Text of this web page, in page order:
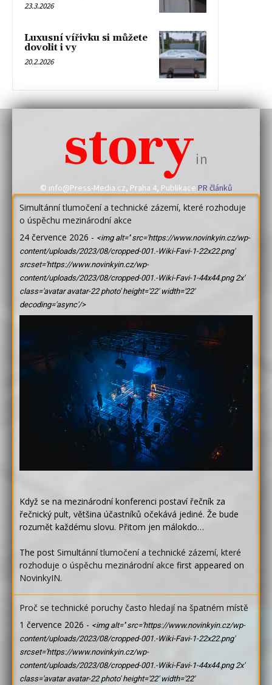
23.3.2026
Luxusní vířivku si můžete
dovolit i vy
20.2.2026
storyin
© info@Press-Media.cz, Praha 4, Publikace PR článků
Simultánní tlumočení a technické zázemí, které rozhoduje
o úspěchu mezinárodní akce
24 července 2026 - <img alt='' src='https://www.novinkyin.cz/wp-
content/uploads/2023/08/cropped-001.-Wiki-Favi-1-22x22.png'
srcset='https://www.novinkyin.cz/wp-
content/uploads/2023/08/cropped-001.-Wiki-Favi-1-44x44.png 2x'
class='avatar avatar-22 photo' height='22' width='22'
decoding='async'/>
Když se na mezinárodní konferenci postaví řečník za
řečnický pult, většina účastníků očekává jediné. Že bude
rozumět každému slovu. Přitom jen málokdo…
The post Simultánní tlumočení a technické zázemí, které
rozhoduje o úspěchu mezinárodní akce first appeared on
NovinkyIN.
Proč se technické poruchy často hledají na špatném místě
1 července 2026 - <img alt='' src='https://www.novinkyin.cz/wp-
content/uploads/2023/08/cropped-001.-Wiki-Favi-1-22x22.png'
srcset='https://www.novinkyin.cz/wp-
content/uploads/2023/08/cropped-001.-Wiki-Favi-1-44x44.png 2x'
class='avatar avatar-22 photo' height='22' width='22'